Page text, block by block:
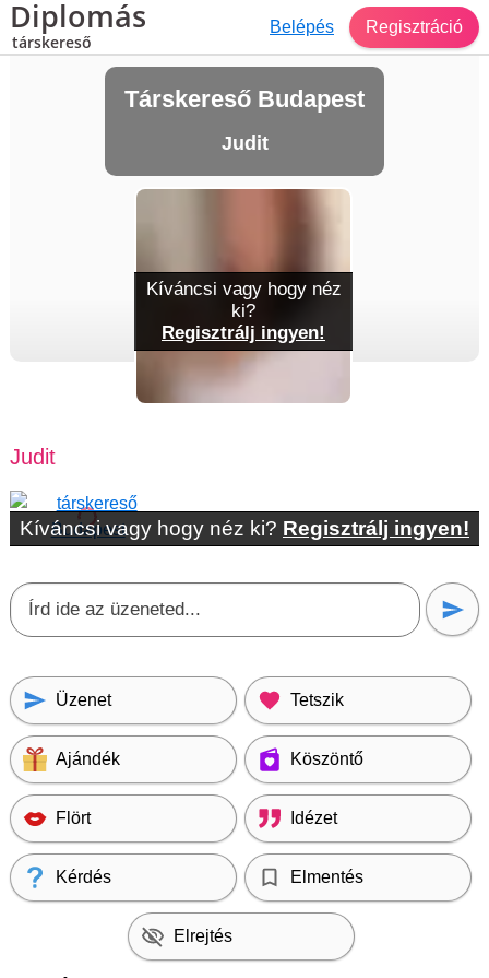
Diplomás
társkereső
Belépés Regisztráció
Társkereső Budapest
Judit
Judit
Kíváncsi vagy hogy néz ki? Regisztrálj ingyen!
Üzenet Tetszik
Ajándék Köszöntő
Flört Idézet
Kérdés Elmentés
Elrejtés
Kíváncsi vagy hogy néz
ki?
Regisztrálj ingyen!